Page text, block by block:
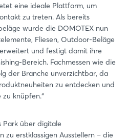
eine ideale Plattform, um
zu treten. Als bereits
wurde die DOMOTEX nun
Fliesen, Outdoor-Beläge
und festigt damit ihre
Bereich. Fachmessen wie die
der Branche unverzichtbar, da
zu entdecken und
knüpfen.“
Park über digitale
zu erstklassigen Ausstellern – die